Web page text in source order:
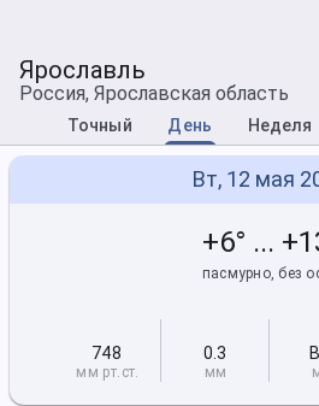
Ярославль
Россия, Ярославская область
Точный День Неделя
Вт, 12 мая
+6° ...
пасмурно, без
748
мм рт.ст.
0.3
мм
В